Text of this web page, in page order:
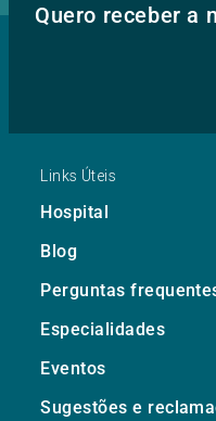
Quero receber a
Links Úteis
Hospital
Blog
Perguntas
Especialidades
Eventos
Sugestões e